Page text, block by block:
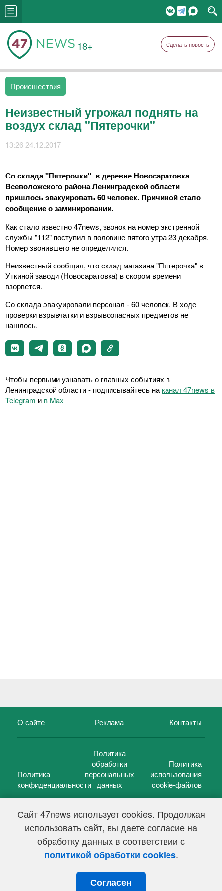
Сайт 47news использует cookies. Продолжая
использовать сайт, вы даете согласие на
обработку данных в соответствии с
политикой обработки cookies.
Согласен
18+ Сделать новость
Происшествия
Неизвестный угрожал поднять на
воздух склад "Пятерочки"
13:26 24.12.2017
Со склада "Пятерочки" в деревне Новосаратовка
Всеволожского района Ленинградской области
пришлось эвакуировать 60 человек. Причиной стало
сообщение о заминировании.
Как стало известно 47news, звонок на номер экстренной
службы "112" поступил в половине пятого утра 23 декабря.
Номер звонившего не определился.
Неизвестный сообщил, что склад магазина "Пятерочка" в
Уткиной заводи (Новосаратовка) в скором времени
взорвется.
Со склада эвакуировали персонал - 60 человек. В ходе
проверки взрывчатки и взрывоопасных предметов не
нашлось.
Чтобы первыми узнавать о главных событиях в
Ленинградской области - подписывайтесь на канал 47news в
Telegram и в Maх
О сайте Реклама Контакты
Политика
конфиденциальности
Политика
обработки
персональных
данных
Политика
использования
cookie-файлов
47 новостей (47 news)2005 — 2026 г.
Свидетельство о регистрации СМИ Эл № ФС 77-39848, выдано
Федеральной службой по надзору в сфере связи,
информационных технологий и массовых коммуникаций